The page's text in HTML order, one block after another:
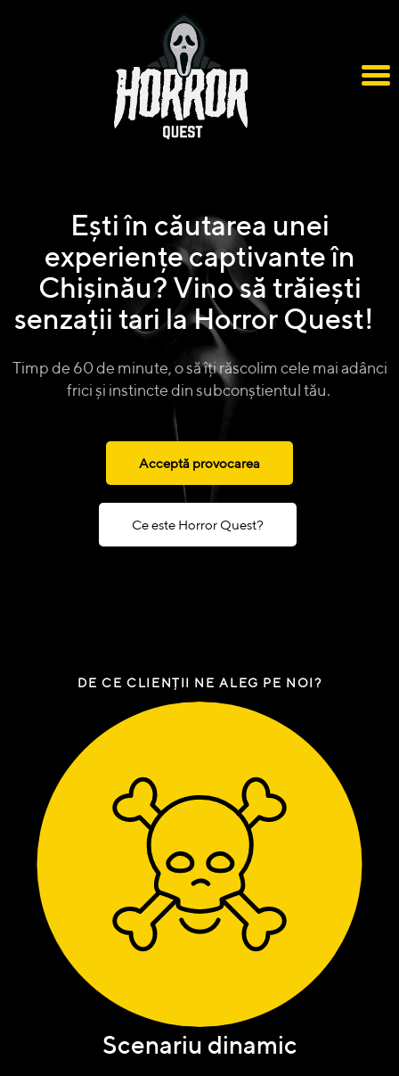
Ești în căutarea unei
experiențe captivante în
Chișinău? Vino să trăiești
senzații tari la Horror Quest!
Timp de 60 de minute, o să îți răscolim cele mai adânci
frici și instincte din subconștientul tău.
Acceptă provocarea
Ce este Horror Quest?
DE CE CLIENȚII NE ALEG PE NOI?
Scenariu dinamic